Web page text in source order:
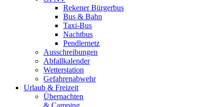
Rekener Bürgerbus
Bus & Bahn
Taxi-Bus
Nachtbus
Pendlernetz
Ausschreibungen
Abfallkalender
Wetterstation
Gefahrenabwehr
Urlaub & Freizeit
Übernachten
& Camping